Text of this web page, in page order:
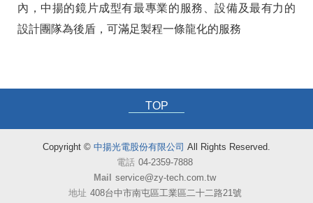
內，中揚的鏡片成型有最專業的服務、設備及最有力的
設計團隊為後盾，可滿足製程一條龍化的服務
TOP
Copyright © 中揚光電股份有限公司 All Rights Reserved.
電話 04-2359-7888
Mail service@zy-tech.com.tw
地址 408台中市南屯區工業區二十二路21號